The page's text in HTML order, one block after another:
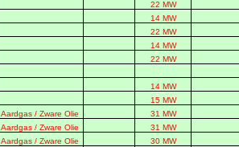
22 MW
14 MW
22 MW
14 MW
22 MW
14 MW
15 MW
Aardgas / Zware Olie 31 MW
Aardgas / Zware Olie 31 MW
Aardgas / Zware Olie 30 MW